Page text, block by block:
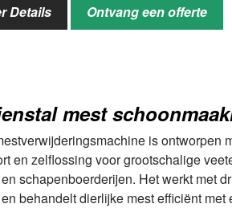
dimensions (L×W×H)
3870 ×
Details Ontvang een offerte
mest
is ontworpen
en zelflossing voor grootschalige
schapenboerderijen. Het werkt met
behandelt dierlijke mest efficiënt